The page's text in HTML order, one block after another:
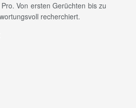
Von ersten Gerüchten bis zu
recherchiert.